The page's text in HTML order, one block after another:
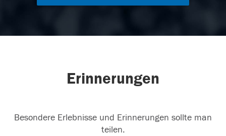
Erinnerungen
Besondere Erlebnisse und Erinnerungen sollte man
teilen.